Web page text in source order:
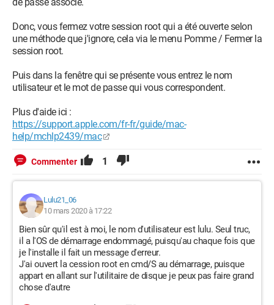
Donc, vous fermez votre session root qui a été ouverte selon
une méthode que j'ignore, cela via le menu Pomme / Fermer la
session root.
Puis dans la fenêtre qui se présente vous entrez le nom
utilisateur et le mot de passe qui vous correspondent.
Plus d'aide ici :
https://support.apple.com/fr-fr/guide/mac-
help/mchlp2439/mac
Commenter 1
Lulu21_06
10 mars 2020 à 17:22
Bien sûr qu'il est à moi, le nom d'utilisateur est lulu. Seul truc,
il a l'OS de démarrage endommagé, puisqu'au chaque fois que
je l'installe il fait un message d'erreur.
J'ai ouvert la cession root en cmd/S au démarrage, puisque
appart en allant sur l'utilitaire de disque je peux pas faire grand
chose d'autre